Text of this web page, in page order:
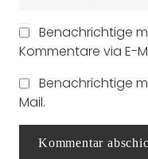
Benachrichtige
Kommentare via E-
Benachrichtige
Mail.
Kommentar